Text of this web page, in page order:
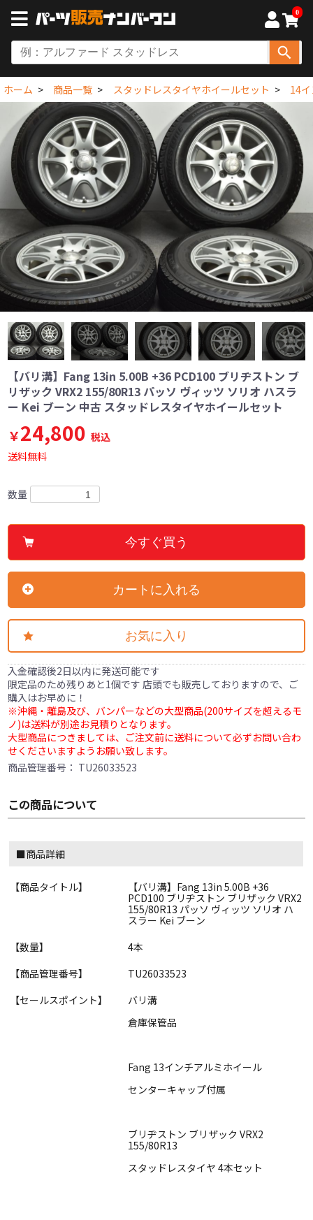
0
ホーム 商品一覧 スタッドレスタイヤホイールセット 14
【バリ溝】Fang 13in 5.00B +36 PCD100 ブリヂストン ブ
リザック VRX2 155/80R13 パッソ ヴィッツ ソリオ ハスラ
ー Kei ブーン 中古 スタッドレスタイヤホイールセット
￥24,800 税込
送料無料
数量
今すぐ買う
カートに入れる
お気に入り
入金確認後2日以内に発送可能です
限定品のため残りあと1個です 店頭でも販売しておりますので、ご
購入はお早めに！
※沖縄・離島及び、バンパーなどの大型商品(200サイズを超えるモ
ノ)は送料が別途お見積りとなります。
大型商品につきましては、ご注文前に送料について必ずお問い合わ
せくださいますようお願い致します。
商品管理番号： TU26033523
この商品について
■商品詳細
【商品タイトル】
【バリ溝】Fang 13in 5.00B +36
PCD100 ブリヂストン ブリザック VRX2
155/80R13 パッソ ヴィッツ ソリオ ハ
スラー Kei ブーン
【数量】
4本
【商品管理番号】
TU26033523
【セールスポイント】
バリ溝
倉庫保管品
Fang 13インチアルミホイール
センターキャップ付属
ブリヂストン ブリザック VRX2
155/80R13
スタッドレスタイヤ 4本セット